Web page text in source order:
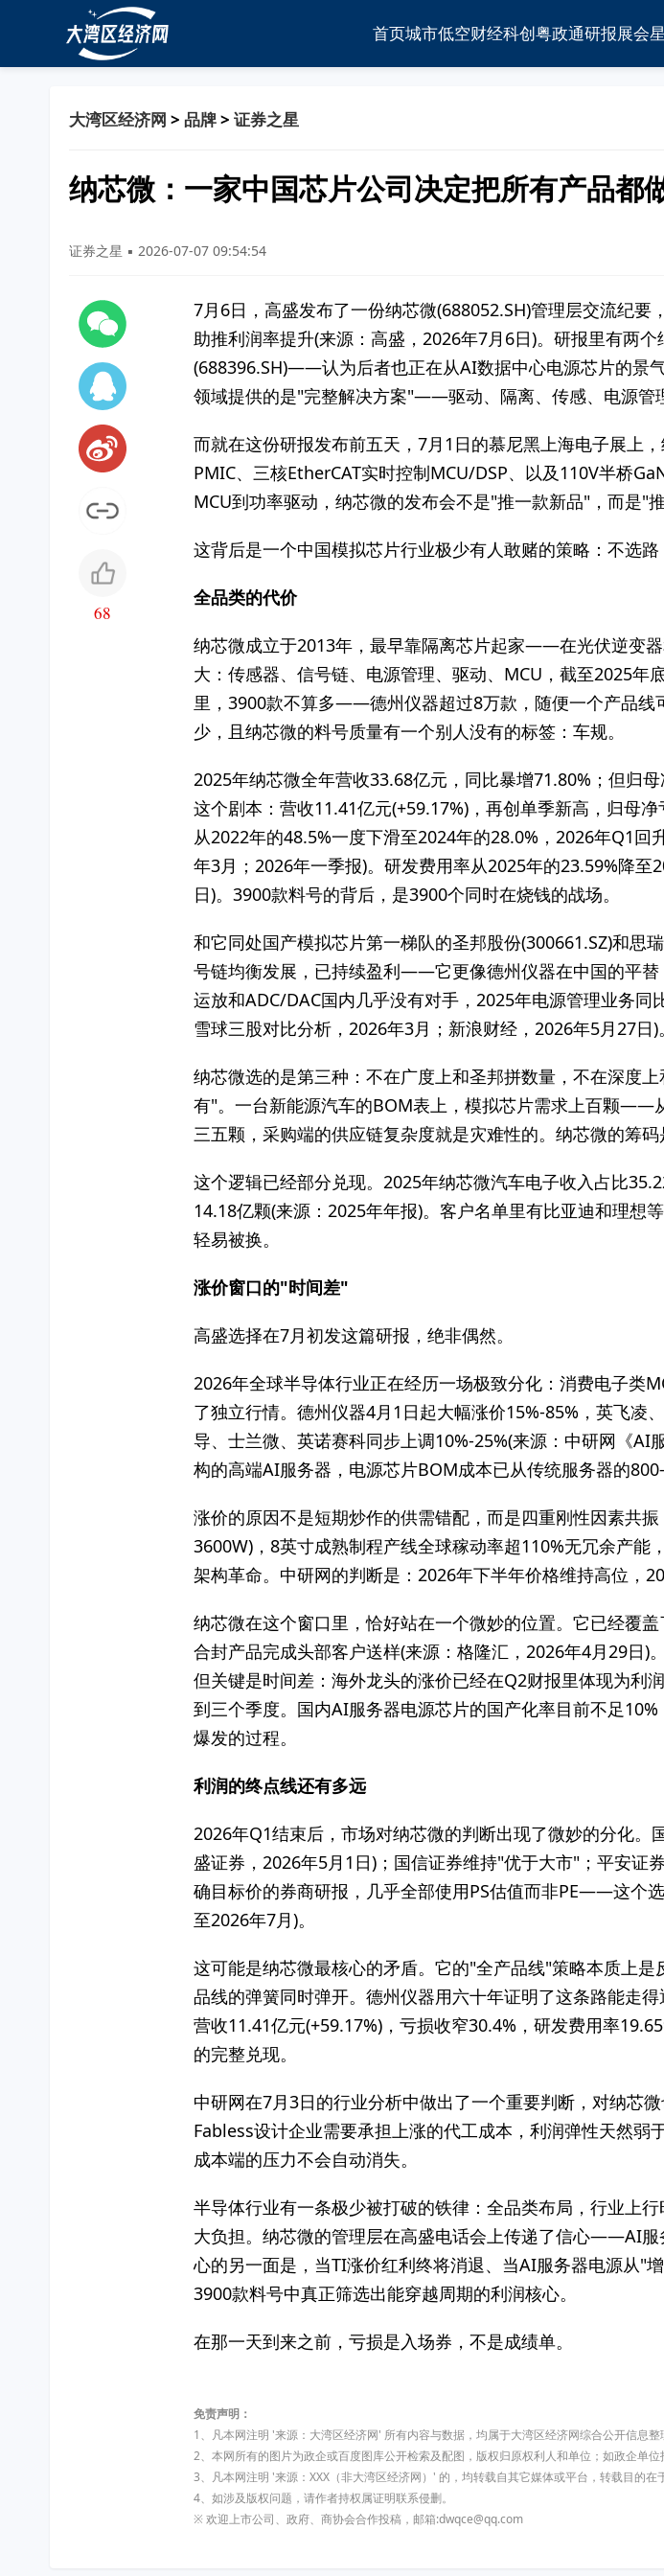
首页城市低空财经科创粤政通研报展会
大湾区经济网 > 品牌> 证券之星
纳芯微：一家中国芯片公司决定把所有产品都
证券之星 ▪ 2026-07-07 09:54:54
68
7月6日，高盛发布了一份纳芯微(688052.SH)管理层交流纪
助推利润率提升(来源：高盛，2026年7月6日)。研报里有两
(688396.SH)——认为后者也正在从AI数据中心电源芯片的景
领域提供的是"完整解决方案"——驱动、隔离、传感、电源管
而就在这份研报发布前五天，7月1日的慕尼黑上海电子展上
PMIC、三核EtherCAT实时控制MCU/DSP、以及110V半桥
MCU到功率驱动，纳芯微的发布会不是"推一款新品"，而是"推
这背后是一个中国模拟芯片行业极少有人敢赌的策略：不选路
全品类的代价
纳芯微成立于2013年，最早靠隔离芯片起家——在光伏逆变
大：传感器、信号链、电源管理、驱动、MCU，截至2025
里，3900款不算多——德州仪器超过8万款，随便一个产品线
少，且纳芯微的料号质量有一个别人没有的标签：车规。
2025年纳芯微全年营收33.68亿元，同比暴增71.80%；但归
这个剧本：营收11.41亿元(+59.17%)，再创单季新高，归母
从2022年的48.5%一度下滑至2024年的28.0%，2026年Q1
年3月；2026年一季报)。研发费用率从2025年的23.59%降
日)。3900款料号的背后，是3900个同时在烧钱的战场。
和它同处国产模拟芯片第一梯队的圣邦股份(300661.SZ)和思
号链均衡发展，已持续盈利——它更像德州仪器在中国的平替
运放和ADC/DAC国内几乎没有对手，2025年电源管理业务
雪球三股对比分析，2026年3月；新浪财经，2026年5月27日)。
纳芯微选的是第三种：不在广度上和圣邦拼数量，不在深度
有"。一台新能源汽车的BOM表上，模拟芯片需求上百颗——
三五颗，采购端的供应链复杂度就是灾难性的。纳芯微的筹
这个逻辑已经部分兑现。2025年纳芯微汽车电子收入占比
14.18亿颗(来源：2025年年报)。客户名单里有比亚迪和理
轻易被换。
涨价窗口的"时间差"
高盛选择在7月初发这篇研报，绝非偶然。
2026年全球半导体行业正在经历一场极致分化：消费电子类
了独立行情。德州仪器4月1日起大幅涨价15%-85%，英飞凌
导、士兰微、英诺赛科同步上调10%-25%(来源：中研网《
构的高端AI服务器，电源芯片BOM成本已从传统服务器的
涨价的原因不是短期炒作的供需错配，而是四重刚性因素共
3600W)，8英寸成熟制程产线全球稼动率超110%无冗余产
架构革命。中研网的判断是：2026年下半年价格维持高位，
纳芯微在这个窗口里，恰好站在一个微妙的位置。它已经覆
合封产品完成头部客户送样(来源：格隆汇，2026年4月29日)
但关键是时间差：海外龙头的涨价已经在Q2财报里体现为利
到三个季度。国内AI服务器电源芯片的国产化率目前不足
爆发的过程。
利润的终点线还有多远
2026年Q1结束后，市场对纳芯微的判断出现了微妙的分化
盛证券，2026年5月1日)；国信证券维持"优于大市"；平安证
确目标价的券商研报，几乎全部使用PS估值而非PE——这个
至2026年7月)。
这可能是纳芯微最核心的矛盾。它的"全产品线"策略本质上
品线的弹簧同时弹开。德州仪器用六十年证明了这条路能走
营收11.41亿元(+59.17%)，亏损收窄30.4%，研发费用率
的完整兑现。
中研网在7月3日的行业分析中做出了一个重要判断，对纳芯
Fabless设计企业需要承担上涨的代工成本，利润弹性天然弱
成本端的压力不会自动消失。
半导体行业有一条极少被打破的铁律：全品类布局，行业上
大负担。纳芯微的管理层在高盛电话会上传递了信心——AI
心的另一面是，当TI涨价红利终将消退、当AI服务器电源从"
3900款料号中真正筛选出能穿越周期的利润核心。
在那一天到来之前，亏损是入场券，不是成绩单。
免责声明：
1、凡本网注明 '来源：大湾区经济网' 所有内容与数据，均属于大湾区经济网综合公开信息
2、本网所有的图片为政企或百度图库公开检索及配图，版权归原权利人和单位；如政企单
3、凡本网注明 '来源：XXX（非大湾区经济网）' 的，均转载自其它媒体或平台，转载目的在
4、如涉及版权问题，请作者持权属证明联系侵删。
※ 欢迎上市公司、政府、商协会合作投稿，邮箱:dwqce@qq.com